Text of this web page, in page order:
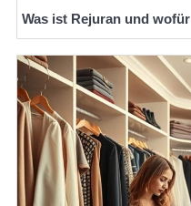
Was ist Rejuran und